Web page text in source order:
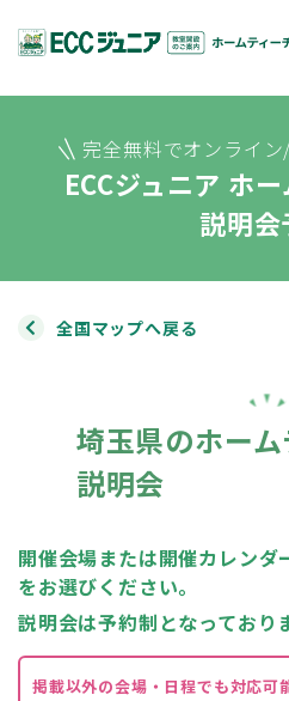
完全無料でオンライン
ECCジュニア ホ
説明会
全国マップへ戻る
埼玉県のホー
説明会
開催会場または開催カレンダ
をお選びください。
説明会は予約制となっており
掲載以外の会場・日程でも対応可